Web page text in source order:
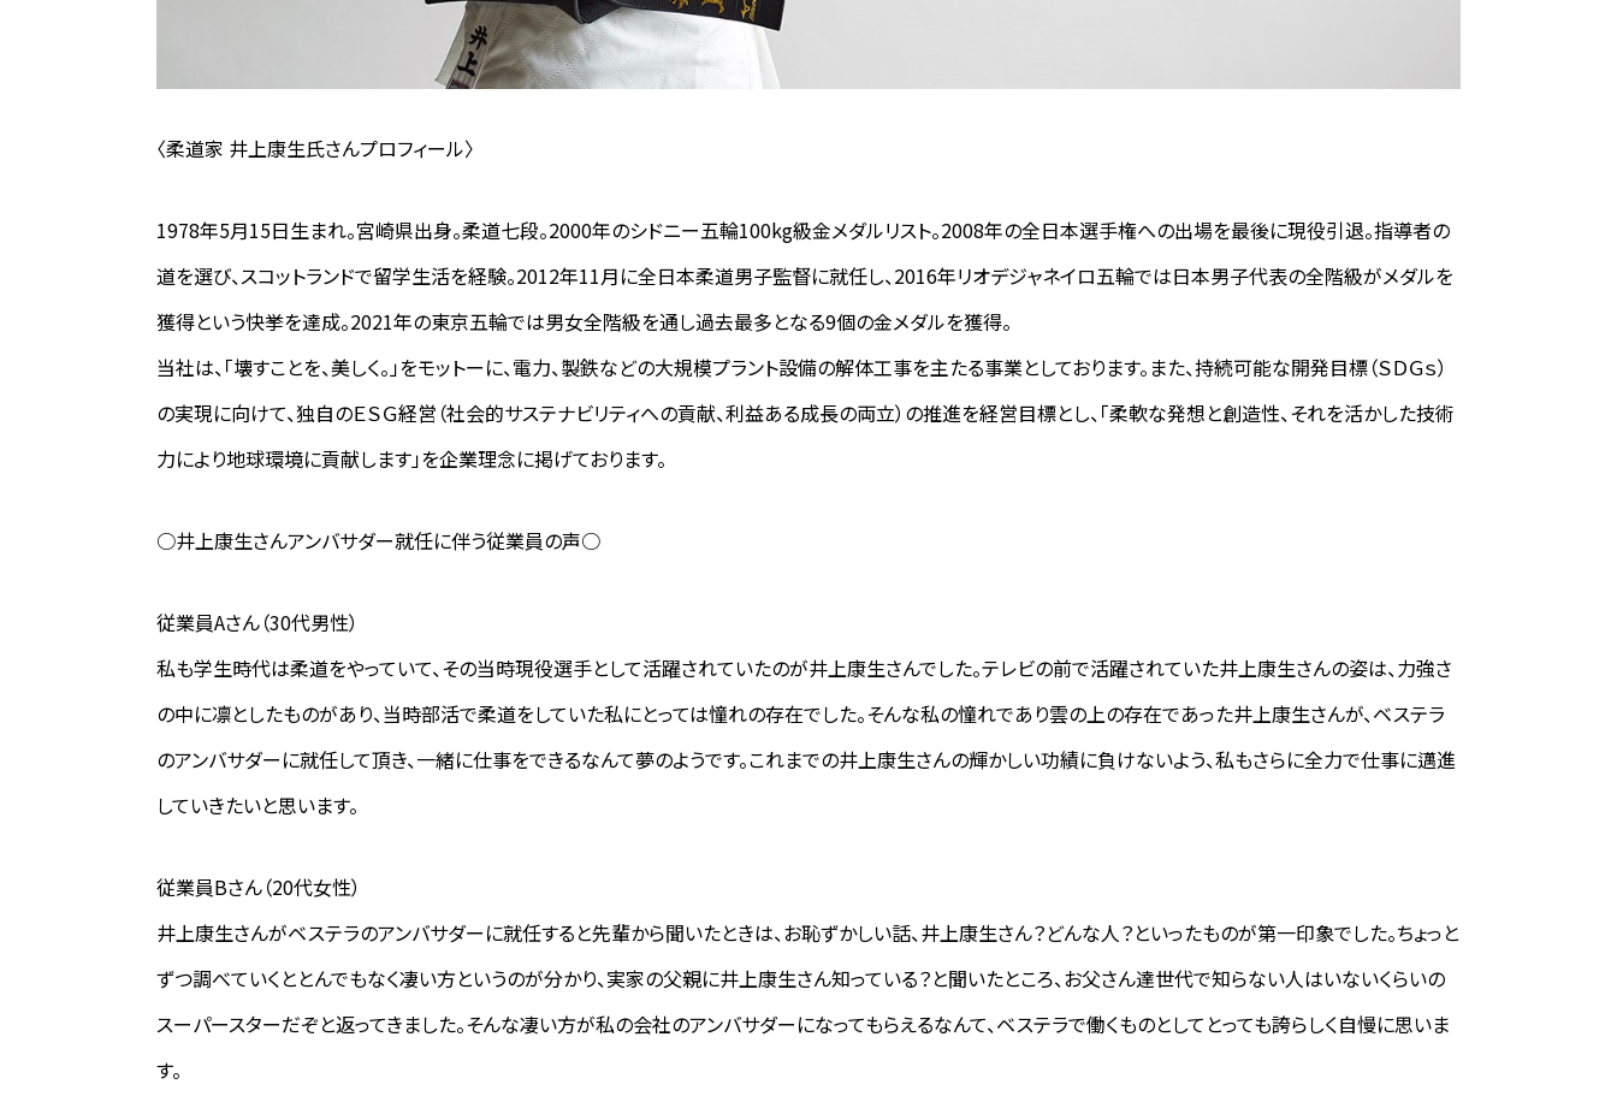
〈柔道家 井上康生氏さんプロフィール〉
1978年5月15日生まれ。宮崎県出身。柔道七段。2000年のシドニー五輪100kg級金メダルリスト。2008年の全日本選手権への出場を最後に現役引退。指導者の
道を選び、スコットランドで留学生活を経験。2012年11月に全日本柔道男子監督に就任し、2016年リオデジャネイロ五輪では日本男子代表の全階級がメダルを
獲得という快挙を達成。2021年の東京五輪では男女全階級を通し過去最多となる9個の金メダルを獲得。
当社は、「壊すことを、美しく。」をモットーに、電力、製鉄などの大規模プラント設備の解体工事を主たる事業としております。また、持続可能な開発目標（ＳＤＧｓ）
の実現に向けて、独自のＥＳＧ経営（社会的サステナビリティへの貢献、利益ある成長の両立）の推進を経営目標とし、「柔軟な発想と創造性、それを活かした技術
力により地球環境に貢献します」を企業理念に掲げております。
○井上康生さんアンバサダー就任に伴う従業員の声○
従業員Aさん（30代男性）
私も学生時代は柔道をやっていて、その当時現役選手として活躍されていたのが井上康生さんでした。テレビの前で活躍されていた井上康生さんの姿は、力強さ
の中に凛としたものがあり、当時部活で柔道をしていた私にとっては憧れの存在でした。そんな私の憧れであり雲の上の存在であった井上康生さんが、ベステラ
のアンバサダーに就任して頂き、一緒に仕事をできるなんて夢のようです。これまでの井上康生さんの輝かしい功績に負けないよう、私もさらに全力で仕事に邁進
していきたいと思います。
従業員Bさん（20代女性）
井上康生さんがベステラのアンバサダーに就任すると先輩から聞いたときは、お恥ずかしい話、井上康生さん？どんな人？といったものが第一印象でした。ちょっと
ずつ調べていくととんでもなく凄い方というのが分かり、実家の父親に井上康生さん知っている？と聞いたところ、お父さん達世代で知らない人はいないくらいの
スーパースターだぞと返ってきました。そんな凄い方が私の会社のアンバサダーになってもらえるなんて、ベステラで働くものとしてとっても誇らしく自慢に思いま
す。